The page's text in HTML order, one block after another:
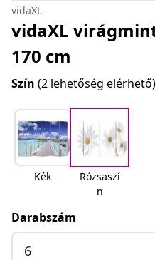
vidaXL
vidaXL
170 cm
Szín (2 lehetőség elérhető)
Kék
Rózsaszí
n
Darabszám
6